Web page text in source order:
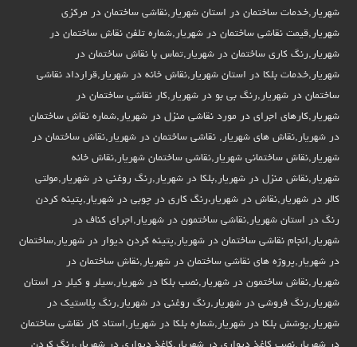
شهریار,خدمات ساختمان در استان شهریار,نقاشی ساختمان در مرکزی
شهریار,قیمت نقاشی ساختمان در شهریار,شماره تلفن نقاش ساختمان در
شهریار,رنگ کاری ساختمان در شهریار,تماس با نقاش ساختمان در
شهریار,خدمات بلکا در استان شهریار,نقاش خانه در شهریار,قرارداد نقاشی
ساختمان در شهریار,رنگ بی بو در شهریار,کار نقاشی ساختمان در
شهریار,کارهای اجرای در مورد نقاشی منزل در شهریار,شماره نقاش ساختمان
در شهریار,نقاش های شهریار, نقاشی ساختمان در شهریار,نقاش ساختمان در
شهریار,نقاش ساختمانی شهریار,نقاشی ساختمان شهریار,نقاش خانه
شهریار,نقاش منزل در شهریار,بلکا در شهریار,رنگ روغنی در شهریار,مولتی
کالر در شهریار,نقاش در شهریار،رنگ کاری در چوبی در شهریار,پتینه کردن
رنگ در استان شهریار,نقاشی ساختمون در شهریار,اجرای کناف در
شهریار,انجام نقاشی ساختمان در شهریار,پتینه کردن دیوار در شهریار,ساختمان
در شهریار,پروژه های نقاشی ساختمان در شهریار,نقاش ساختمان در
شهریار,نقاش ساختمون در شهریار,نصب بلکا در شهریار,سیلر و کیلر در استان
شهریار,رنگ فروشی در شهریار,رنگ روغنی در شهریار,رنگ پلاستیک در
شهریار,پوشش بلکا در شهریار,شماره بلکا در شهریار,استاد کار نقاشی ساختمان